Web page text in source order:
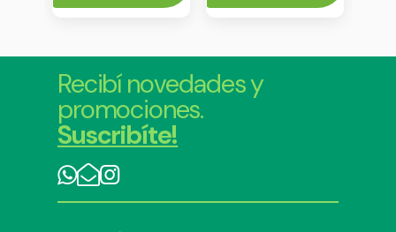
Recibí novedades y
promociones.
Suscribíte!